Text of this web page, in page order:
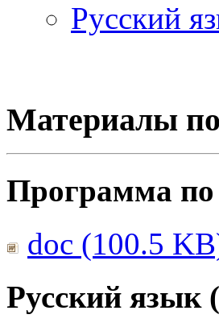
Русский
Материалы
Программа по
doc (100.5
Русский язык